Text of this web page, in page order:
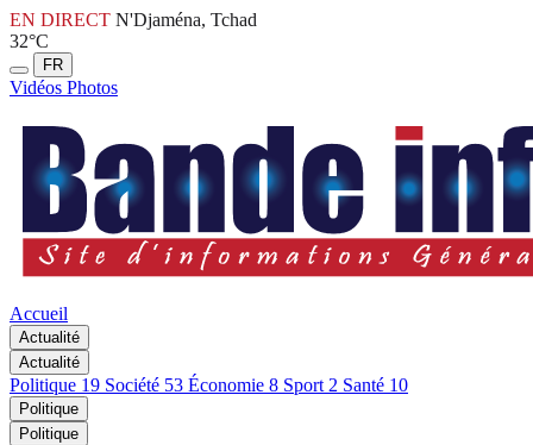
EN DIRECT N'Djaména, Tchad
32°C
FR
Vidéos Photos
Accueil
Actualité
Actualité
Politique 19 Société 53 Économie 8 Sport 2 Santé 10
Politique
Politique